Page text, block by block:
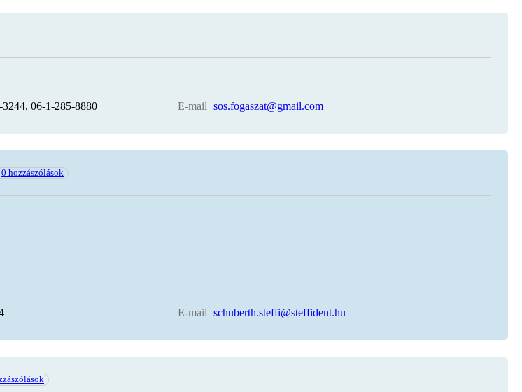
06-1-285-8880 E-mail sos.fogaszat@gmail.com
0 hozzászólások
E-mail schuberth.steffi@steffident.hu